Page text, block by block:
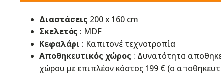
Διαστάσεις 200 x 160 cm
Σκελετός : MDF
Κεφαλάρι : Καπιτονέ τεχνοτροπία
Αποθηκευτικός χώρος : Δυνατότητα
χώρου με επιπλέον κόστος 199 € (ο